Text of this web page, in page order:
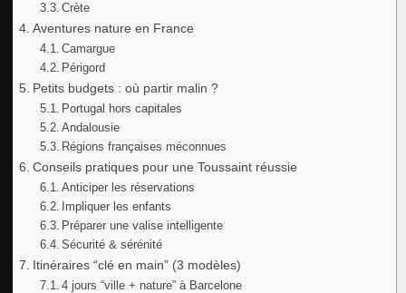
Crète
Aventures nature en France
Camargue
Périgord
Petits budgets : où partir malin ?
Portugal hors capitales
Andalousie
Régions françaises méconnues
Conseils pratiques pour une Toussaint réussie
Anticiper les réservations
Impliquer les enfants
Préparer une valise intelligente
Sécurité & sérénité
Itinéraires “clé en main” (3 modèles)
4 jours “ville + nature” à Barcelone